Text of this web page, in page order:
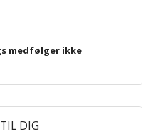
medfølger ikke
DIG